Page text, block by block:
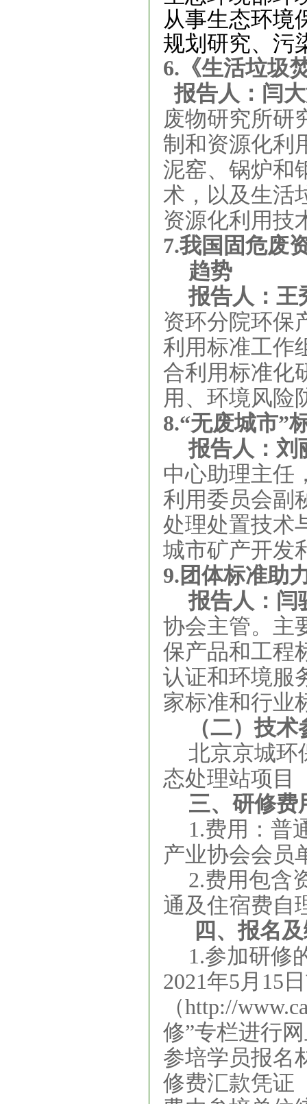
从事生态环境
规划研究、污
6.《生活垃圾
报告人：闫
废物研究所研
制和资源化利
泥窑、锅炉和
术，以及生活
资源化利用技
7.我国固危废
趋势
报告人：王
资环分院环保
利用标准工作
合利用标准化
用、环境风险
8.“无废城市”
报告人：刘
中心助理主任
利用委员会副
处理处置技术
城市矿产开发
9.团体标准助
报告人：闫
协会主管。主
保产品和工程
认证和环境服
家标准和行业
（二）技
北京京城环
态处理站项目
三、研修费
1.费用：普
产业协会会员
2.费用包含
通及住宿费自
四、报名
1.参加研修
2021年5月 15
（http://
修”专栏进行
参培学员报名
修费汇款凭证